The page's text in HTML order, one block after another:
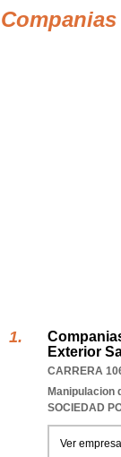
Exterior
CARRERA
Manipulacion
SOCIEDAD
Ver empresa